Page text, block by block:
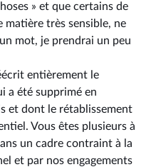
» et que certains de
matière très sensible, ne
mot, je prendrai un peu
entièrement le
a été supprimé en
et dont le rétablissement
Vous êtes plusieurs à
un cadre contraint à la
et par nos engagements